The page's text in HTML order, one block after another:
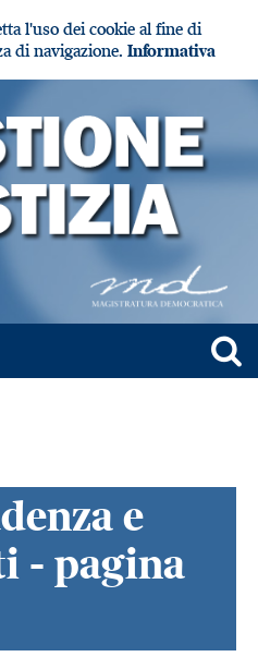
l'uso dei cookie al fine di
di navigazione. Informativa
e
- pagina